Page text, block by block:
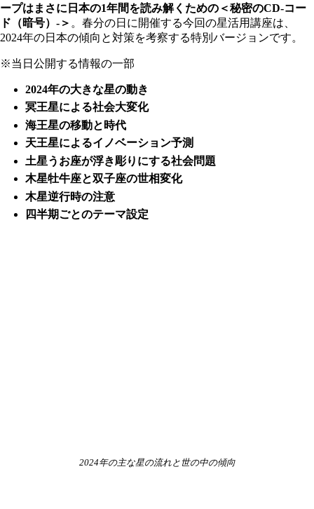
ープはまさに日本の1年間を読み解くための＜秘密のCD-コー
ド（暗号）-＞ 。春分の日に開催する今回の星活用講座は、
2024年の日本の傾向と対策を考察する特別バージョンです。
※当日公開する情報の一部
2024年の大きな星の動き
冥王星による社会大変化
海王星の移動と時代
天王星によるイノベーション予測
土星うお座が浮き彫りにする社会問題
木星牡牛座と双子座の世相変化
木星逆行時の注意
四半期ごとのテーマ設定
2024年の主な星の流れと世の中の傾向